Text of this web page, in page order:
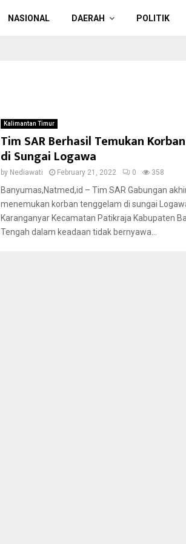
NASIONAL DAERAH POLITIK
Kalimantan Timur
Tim SAR Berhasil Temukan
di Sungai Logawa
by Nediawati February 21, 2022 0 358
Banyumas,Natmed,id – Tim SAR Gabungan
menemukan korban tenggelam di sungai
Karanganyar Kecamatan Patikraja Kabupaten
Tengah dalam keadaan tidak bernyawa...